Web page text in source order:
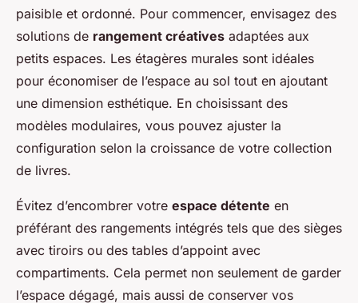
paisible et ordonné. Pour commencer, envisagez des
solutions de rangement créatives adaptées aux
petits espaces. Les étagères murales sont idéales
pour économiser de l’espace au sol tout en ajoutant
une dimension esthétique. En choisissant des
modèles modulaires, vous pouvez ajuster la
configuration selon la croissance de votre collection
de livres.
Évitez d’encombrer votre espace détente en
préférant des rangements intégrés tels que des sièges
avec tiroirs ou des tables d’appoint avec
compartiments. Cela permet non seulement de garder
l’espace dégagé, mais aussi de conserver vos